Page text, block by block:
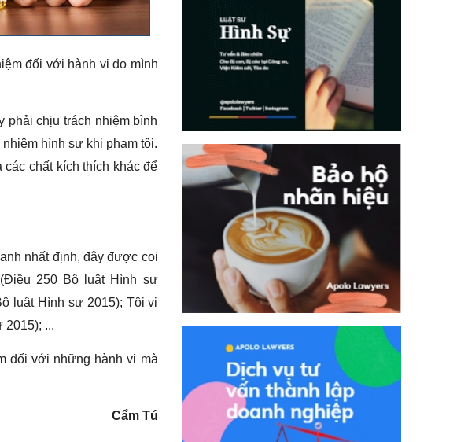
đối với hành vi do mình
phải chịu trách nhiệm bình
hình sự khi phạm tội.
chất kích thích khác để
nhất định, đây được coi
250 Bộ luật Hình sự
luật Hình sự 2015); Tội vi
2015); ...
đối với những hành vi mà
Cẩm Tú